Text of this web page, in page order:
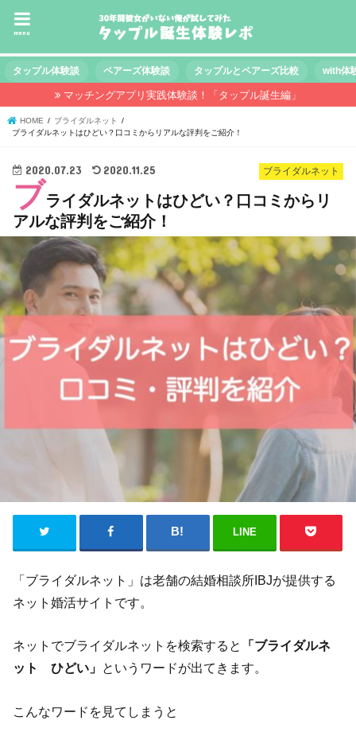
menu
タップル体験談 ペアーズ体験談 タップルとペアーズ比較 with体
マッチングアプリ実践体験談！「タップル誕生編」
HOME
ブライダルネット
ブライダルネットはひどい？口コミからリアルな評判をご紹介！
ブライダルネット
2020.07.23 2020.11.25
ブライダルネットはひどい？口コミからリ
アルな評判をご紹介！
LINE
「ブライダルネット」は老舗の結婚相談所IBJが提供する
ネット婚活サイトです。
ネットでブライダルネットを検索すると
「ブライダルネ
ット ひどい」 というワードが出てきます。
こんなワードを見てしまうと